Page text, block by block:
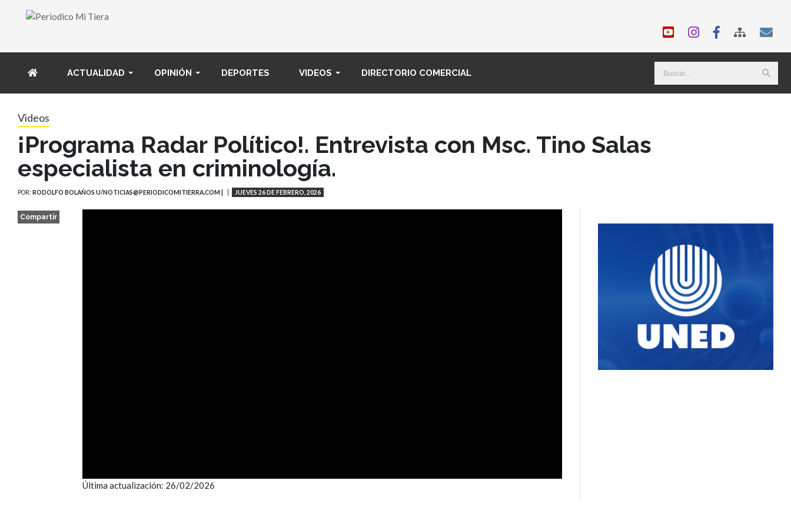
ACTUALIDAD OPINIÓN DEPORTES VIDEOS DIRECTORIO COMERCIAL
Videos
¡Programa Radar Político!. Entrevista con Msc. Tino Salas
especialista en criminología.
POR: RODOLFO BOLAÑOS U/NOTICIAS@PERIODICOMITIERRA.COM | JUEVES 26 DE FEBRERO, 2026
Compartir
Última actualización: 26/02/2026